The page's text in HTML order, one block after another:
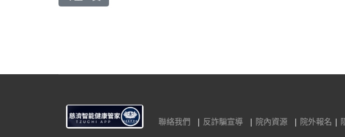
聯絡我們 | 反詐騙宣導 | 院內資源 | 院外報名 |